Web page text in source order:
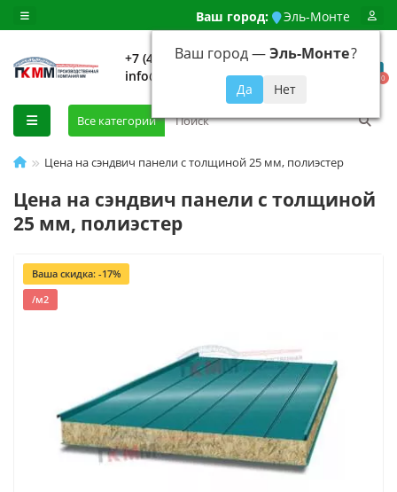
Ваш город: Эль-Монте
Ваш город —Эль-Монте?
+7 (499) 648-92-94
info@evroshtaketnikmoskva.ru
0
Все категории
Цена на сэндвич панели с толщиной 25 мм, полиэстер
Цена на сэндвич панели с толщиной
25 мм, полиэстер
Ваша скидка: -17%
/м2